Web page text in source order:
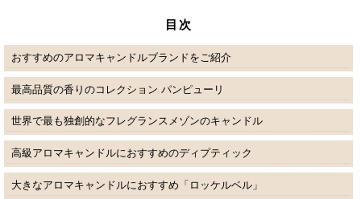
目次
おすすめのアロマキャンドルブランドをご紹介
最高品質の香りのコレクション パンピューリ
世界で最も独創的なフレグランスメゾンのキャンドル
高級アロマキャンドルにおすすめのディプティック
大きなアロマキャンドルにおすすめ「ロッケルベル」